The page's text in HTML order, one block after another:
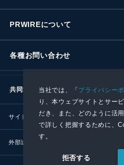
当社では、「プライバシー
り、本ウェブサイトとサー
だき、また、どのように活
で詳しく把握するために、
す。
拒否する
PRWIREについて
各種お問い合わせ
共同通信社グループ
サイトポリシー プ
外部送信ポリシー